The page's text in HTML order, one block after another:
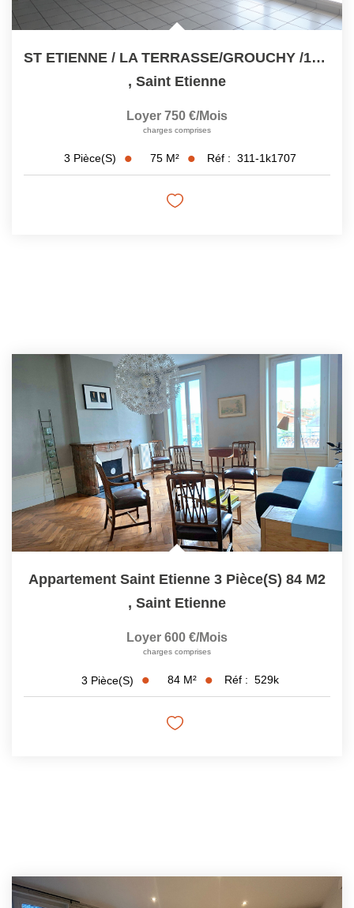
ST ETIENNE / LA TERRASSE/GROUCHY /12 PLACE DES GRENADIERS...
, Saint Etienne
Loyer 750 €/mois
charges comprises
3 Pièce(s) 75 M² Réf : 311-1k1707
Appartement Saint Etienne 3 Pièce(s) 84 M2
, Saint Etienne
Loyer 600 €/mois
charges comprises
3 Pièce(s) 84 M² Réf : 529k